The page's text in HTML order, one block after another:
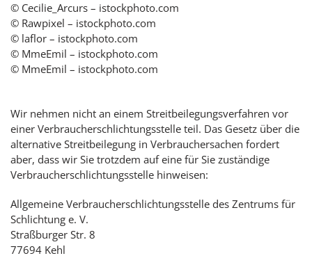
© Cecilie_Arcurs – istockphoto.com
© Rawpixel – istockphoto.com
© laflor – istockphoto.com
© MmeEmil – istockphoto.com
© MmeEmil – istockphoto.com
Wir nehmen nicht an einem Streitbeilegungsverfahren vor
einer Verbraucherschlichtungsstelle teil. Das Gesetz über die
alternative Streitbeilegung in Verbrauchersachen fordert
aber, dass wir Sie trotzdem auf eine für Sie zuständige
Verbraucherschlichtungsstelle hinweisen:
Allgemeine Verbraucherschlichtungsstelle des Zentrums für
Schlichtung e. V.
Straßburger Str. 8
77694 Kehl